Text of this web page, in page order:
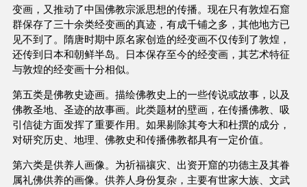
变画，又推动了中国佛教宗派思想的传播。现在只有敦煌石窟
群保存了三十余类经变画的真迹，有成千铺之多，其他地方已
见不到了。隋唐时期中原名家创造的经变画不仅传到了敦煌，
还传到日本和朝鲜半岛。日本保存至今的经变画，其艺术特征
与敦煌的经变画十分相似。
第五类是佛教史迹画。描绘佛教史上的一些传说或故事，以及
佛教圣地、圣迹的故事画。此类题材的壁画，在传播佛教、吸
引信徒方面发挥了重要作用。如果剔除其夸大和杜撰的成分，
对研究历史、地理、佛教史和传播佛教都具有一定价值。
第六类是供养人画像。为祈福禳灾、出资开窟的功德主及其眷
属礼佛供养的画像。供养人身份复杂，主要有世家大族、文武